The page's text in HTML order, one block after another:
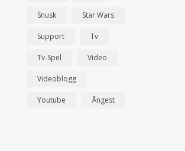
Snusk Star Wars
Support Tv
Tv-Spel Video
Videoblogg
Youtube Ångest